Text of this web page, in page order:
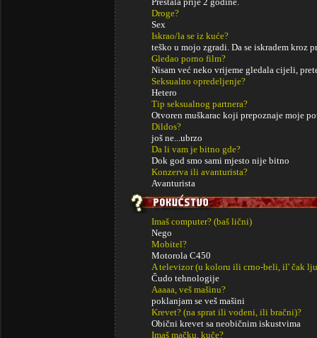
Droge?
Sex
Iskrao/la se iz kuće?
teško u mojo zgradi. Da se iskradem kroz
Gledao porno film?
Nisam već neko vrijeme gledala cijeli,
Seksualno opredeljenje?
Hetero
Tip seksualnog partnera?
Otvoren muškarac koji prepoznaje moje
Dildos?
još ne...ubrzo
Da li vam je bitno gde?
Dok god smo sami mjesto nije bitno
Konzerva ili avanturista?
Avanturista
Imaš computer? (baš lični)
Nego
Mobitel?
Motorola C450
A televizor (u koloru ili crno-beli, il' čak
Čudo tehnologije
Aaaaa, veš mašinu?
poklanjam se veš mašini
Krevet? (na sprat ili vodeni, ili bračni)?
Obični krevet sa neobičnim iskustvima
Imaš mačku, kuče?